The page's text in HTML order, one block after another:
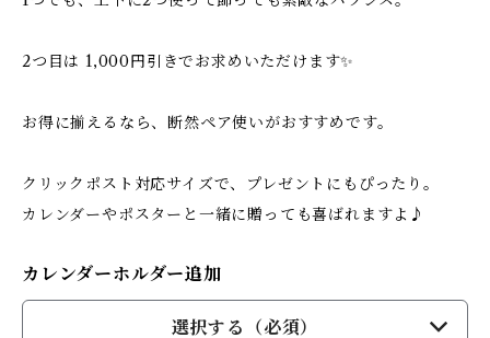
2つ目は 1,000円引きでお求めいただけます✨
お得に揃えるなら、断然ペア使いがおすすめです。
クリックポスト対応サイズで、プレゼントにもぴったり。
カレンダーやポスターと一緒に贈っても喜ばれますよ♪
カレンダーホルダー追加
選択する（必須）